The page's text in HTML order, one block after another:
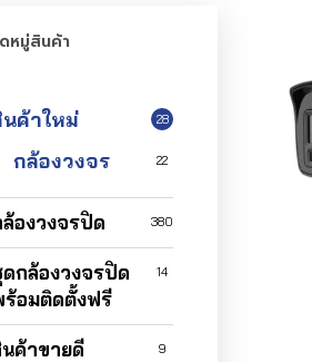
หมู่สินค้า
ค้าใหม่ 28
กล้องวงจร 22
องวงจรปิด 380
กล้องวงจรปิด
อมติดตั้งฟรี
14
ค้าขายดี 9